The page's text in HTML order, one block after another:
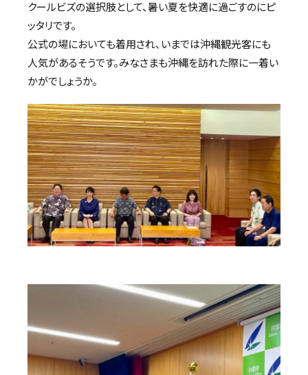
クールビズの選択肢として、暑い夏を快適に過ごすのにピ
ッタリです。
公式の場においても着用され、いまでは沖縄観光客にも
人気があるそうです。みなさまも沖縄を訪れた際に一着い
かがでしょうか。